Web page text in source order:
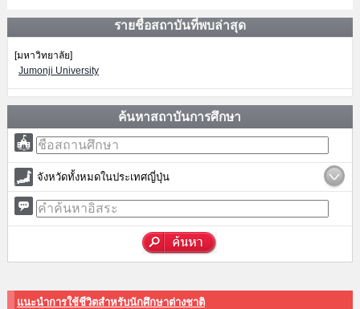
รายชื่อสถาบันที่พบล่าสุด
[มหาวิทยาลัย]
Jumonji University
ค้นหาสถาบันการศึกษา
จังหวัดทั้งหมดในประเทศญี่ปุ่น
แนะนำการใช้ชีวิตสำหรับนักศึกษาต่างชาติ